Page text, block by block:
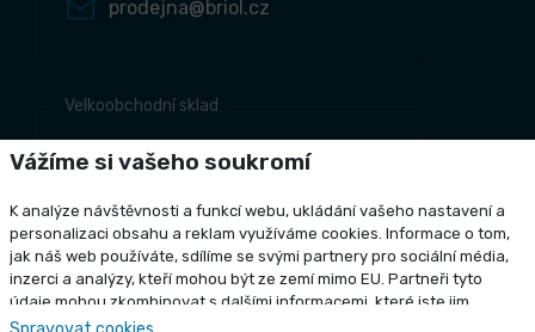
prodejna@briol.cz
Velkoobchodní sklad
+420 461 634 161
+420 461 634 381
odbyt@briol.cz
Vážíme si vašeho soukromí
K analýze návštěvnosti a funkcí webu, ukládání vašeho nastavení a
personalizaci obsahu a reklam využíváme cookies. Informace o tom,
jak náš web používáte, sdílíme se svými partnery pro sociální média,
inzerci a analýzy, kteří mohou být ze zemí mimo EU. Partneři tyto
údaje mohou zkombinovat s dalšími informacemi, které jste jim
poskytli nebo které získali v důsledku toho, že používáte jejich služby.